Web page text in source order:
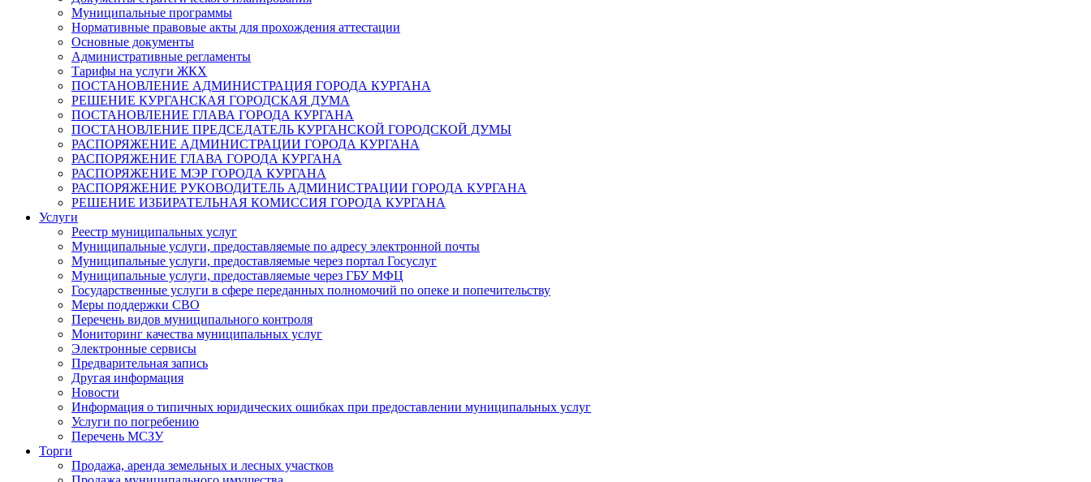
Муниципальные программы
Нормативные правовые акты для прохождения аттестации
Основные документы
Административные регламенты
Тарифы на услуги ЖКХ
ПОСТАНОВЛЕНИЕ АДМИНИСТРАЦИЯ ГОРОДА КУРГАНА
РЕШЕНИЕ КУРГАНСКАЯ ГОРОДСКАЯ ДУМА
ПОСТАНОВЛЕНИЕ ГЛАВА ГОРОДА КУРГАНА
ПОСТАНОВЛЕНИЕ ПРЕДСЕДАТЕЛЬ КУРГАНСКОЙ ГОРОДСКОЙ ДУМЫ
РАСПОРЯЖЕНИЕ АДМИНИСТРАЦИИ ГОРОДА КУРГАНА
РАСПОРЯЖЕНИЕ ГЛАВА ГОРОДА КУРГАНА
РАСПОРЯЖЕНИЕ МЭР ГОРОДА КУРГАНА
РАСПОРЯЖЕНИЕ РУКОВОДИТЕЛЬ АДМИНИСТРАЦИИ ГОРОДА КУРГАНА
РЕШЕНИЕ ИЗБИРАТЕЛЬНАЯ КОМИССИЯ ГОРОДА КУРГАНА
Услуги
Реестр муниципальных услуг
Муниципальные услуги, предоставляемые по адресу электронной почты
Муниципальные услуги, предоставляемые через портал Госуслуг
Муниципальные услуги, предоставляемые через ГБУ МФЦ
Государственные услуги в сфере переданных полномочий по опеке и попечительству
Меры поддержки СВО
Перечень видов муниципального контроля
Мониторинг качества муниципальных услуг
Электронные сервисы
Предварительная запись
Другая информация
Новости
Информация о типичных юридических ошибках при предоставлении муниципальных услуг
Услуги по погребению
Перечень МСЗУ
Торги
Продажа, аренда земельных и лесных участков